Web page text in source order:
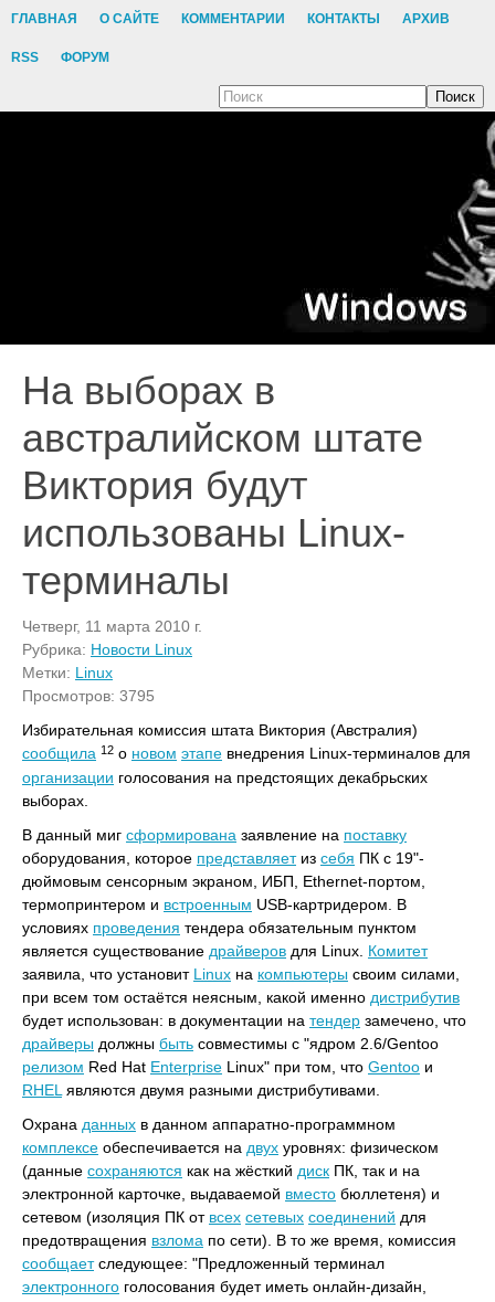
ГЛАВНАЯ О САЙТЕ КОММЕНТАРИИ КОНТАКТЫ АРХИВ
RSS ФОРУМ
Поиск
На выборах в
австралийском штате
Виктория будут
использованы Linux-
терминалы
Четверг, 11 марта 2010 г.
Рубрика: Новости Linux
Метки: Linux
Просмотров: 3795
Избирательная комиссия штата Виктория (Австралия)
сообщила 12 о новом этапе внедрения Linux-терминалов для
организации голосования на предстоящих декабрьских
выборах.
В данный миг сформирована заявление на поставку
оборудования, которое представляетиз себя ПК с 19"-
дюймовым сенсорным экраном, ИБП, Ethernet-портом,
термопринтером и встроенным USB-картридером. В
условиях проведения тендера обязательным пунктом
является существование драйверов для Linux. Комитет
заявила, что установит Linux на компьютеры своим силами,
при всем том остаётся неясным, какой именно дистрибутив
будет использован: в документации на тендер замечено, что
драйверы должны быть совместимы с "ядром 2.6/Gentoo
релизом Red Hat Enterprise Linux" при том, что Gentoo и
RHEL являются двумя разными дистрибутивами.
Охрана данных в данном аппаратно-программном
комплексе обеспечивается на двух уровнях: физическом
(данные сохраняются как на жёсткий диск ПК, так и на
электронной карточке, выдаваемой вместо бюллетеня) и
сетевом (изоляция ПК от всех сетевых соединений для
предотвращения взлома по сети). В то же время, комиссия
сообщаетследующее: "Предложенный терминал
электронного голосования будет иметь онлайн-дизайн,